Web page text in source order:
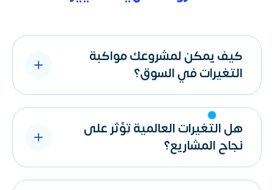
كيف يمكن لمشروعك مواكبة
التغيرات في السوق؟
هل التغيرات العالمية تؤثر على
نجاح المشاريع؟